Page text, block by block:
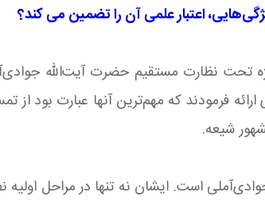
اعتبار علمی آن را تضمین می کند؟
تحت نظارت مستقیم حضرت آیت‌الله
فرمودند که مهم‌ترین آنها عبارت بود از
شیعه.
است. ایشان نه تنها در مراحل اولیه